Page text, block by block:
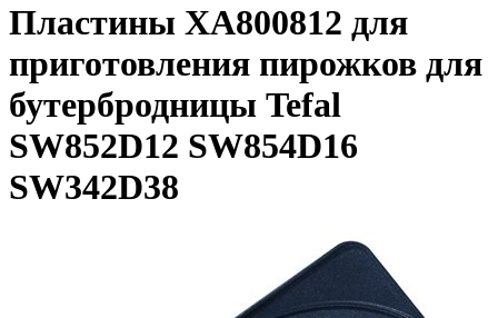
Пластины XA800812 для
приготовления пирожков для
бутербродницы Tefal
SW852D12 SW854D16
SW342D38